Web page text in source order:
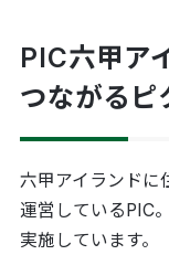
PIC六甲ア
つながるピ
六甲アイランドに
運営しているPIC
実施しています。